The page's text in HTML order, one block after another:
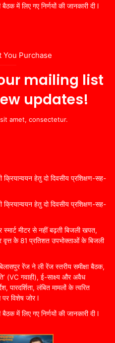
में लिए गए निर्णयों की जानकारी दी l
You Purchase
mailing list
updates!
amet, consectetur.
हेतु दो दिवसीय प्रशिक्षण-सह-
हेतु दो दिवसीय प्रशिक्षण-सह-
मीटर से नहीं बढ़ती बिजली खपत,
केे 81 प्रतिशत उपभोक्ताओं के बिजली
बिलासपुर रेंज ने ली रेंज स्तरीय समीक्षा बैठक,
(VC गवाही), ई-साक्ष्य और अवैध
पारदर्शिता, लंबित मामलों के त्वरित
विशेष जोर l
में लिए गए निर्णयों की जानकारी दी l